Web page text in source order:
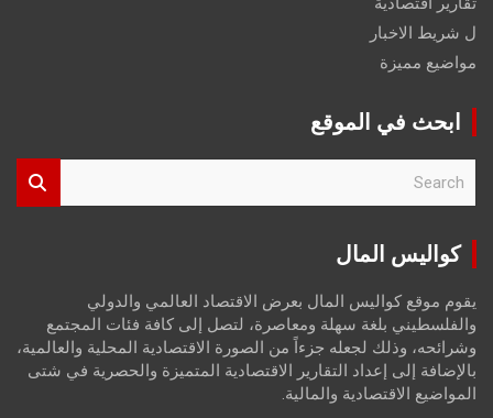
ل شريط الاخبار
مواضيع مميزة
ابحث في الموقع
r
كواليس المال
يقوم موقع كواليس المال بعرض الاقتصاد العالمي والدولي
والفلسطيني بلغة سهلة ومعاصرة، لتصل إلى كافة فئات المجتمع
وشرائحه، وذلك لجعله جزءاً من الصورة الاقتصادية المحلية والعالمية،
بالإضافة إلى إعداد التقارير الاقتصادية المتميزة والحصرية في شتى
المواضيع الاقتصادية والمالية.